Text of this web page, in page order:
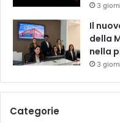
3
Il
della
nella
3
Categorie